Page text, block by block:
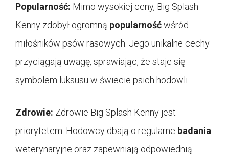
Popularność: Mimo wysokiej ceny, Big Splash
Kenny zdobył ogromną popularnośćwśród
miłośników psów rasowych. Jego unikalne cechy
przyciągają uwagę, sprawiając, że staje się
symbolem luksusu w świecie psich hodowli.
Zdrowie: Zdrowie Big Splash Kenny jest
priorytetem. Hodowcy dbają o regularne badania
weterynaryjne oraz zapewniają odpowiednią